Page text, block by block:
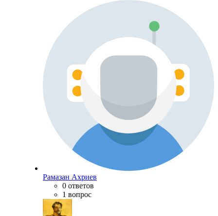
Рамазан Ахриев
0 ответов
1 вопрос